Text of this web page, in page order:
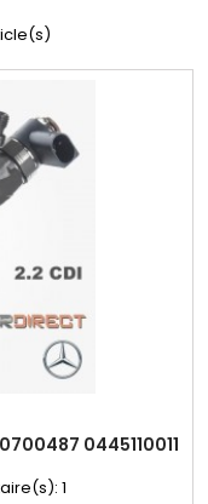
0445110011
1